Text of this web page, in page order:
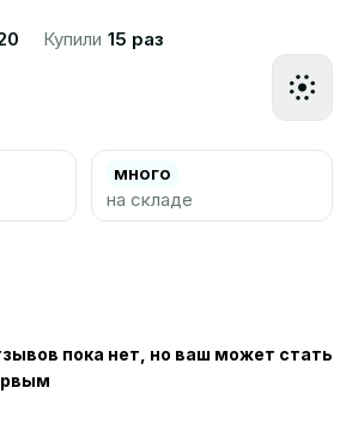
Купили 15 раз
много
на складе
пока нет, но ваш может стать